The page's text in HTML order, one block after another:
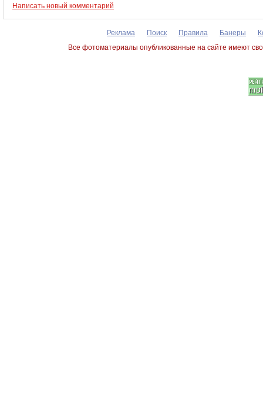
Написать новый комментарий
Реклама Поиск Правила Банеры
Все фотоматериалы опубликованные на сайте имеют